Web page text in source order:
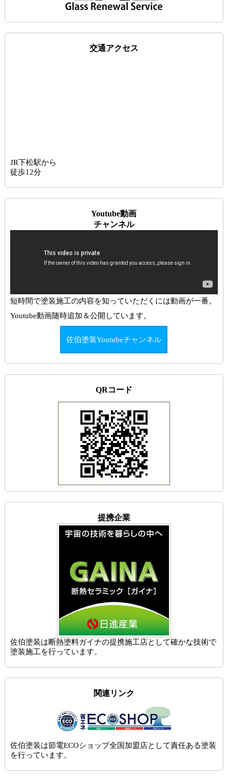
交通アクセス
JR下松駅から
徒歩12分
Youtube動画
チャンネル
短時間で塗装施工の内容を知っていただくには動画が一番。
Youtube動画随時追加＆公開しています。
佐伯塗装Youtubeチャンネル
QRコード
提携企業
佐伯塗装は断熱塗料ガイナの提携施工店として確かな技術で
塗装施工を行っています。
関連リンク
佐伯塗装は節電ECOショップ全国加盟店として責任ある塗装
を行っています。